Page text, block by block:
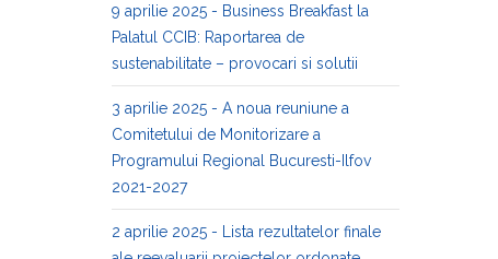
9 aprilie 2025 - Business Breakfast la
Palatul CCIB: Raportarea de
sustenabilitate – provocari si solutii
3 aprilie 2025 - A noua reuniune a
Comitetului de Monitorizare a
Programului Regional Bucuresti-Ilfov
2021-2027
2 aprilie 2025 - Lista rezultatelor finale